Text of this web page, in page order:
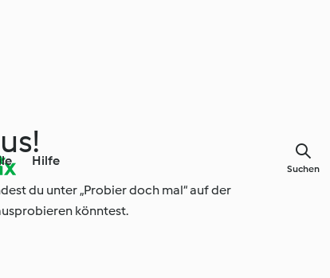
Hilfe
Suchen
du unter „Probier doch mal“ auf der
könntest.